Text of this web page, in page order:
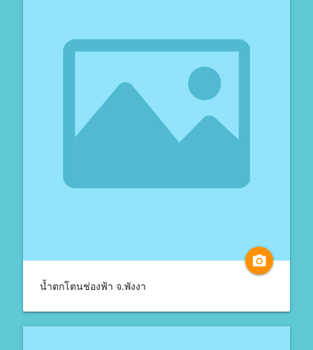
camera_alt
น้ำตกโตนช่องฟ้า จ.พังงา